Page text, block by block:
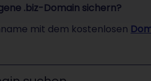
.biz-Domain sichern?
mit dem kostenlosen
eingeben ...